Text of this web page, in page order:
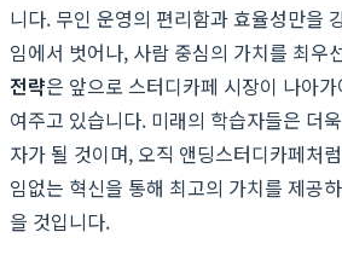
니다. 무인 운영의 편리함과 효율성만을
임에서 벗어나, 사람 중심의 가치를 최우
전략은 앞으로 스터디카페 시장이 나아
여주고 있습니다. 미래의 학습자들은 더
자가 될 것이며, 오직 앤딩스터디카페처
임없는 혁신을 통해 최고의 가치를 제공
을 것입니다.